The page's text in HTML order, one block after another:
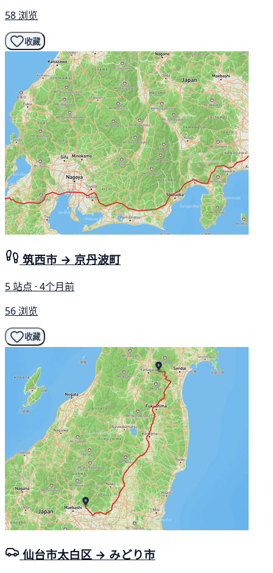
58 浏览
收藏
筑西市 → 京丹波町
5 站点 · 4个月前
56 浏览
收藏
仙台市太白区 → みどり市